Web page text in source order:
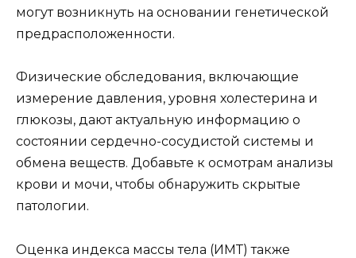
могут возникнуть на основании генетической
предрасположенности.
Физические обследования, включающие
измерение давления, уровня холестерина и
глюкозы, дают актуальную информацию о
состоянии сердечно-сосудистой системы и
обмена веществ. Добавьте к осмотрам анализы
крови и мочи, чтобы обнаружить скрытые
патологии.
Оценка индекса массы тела (ИМТ) также